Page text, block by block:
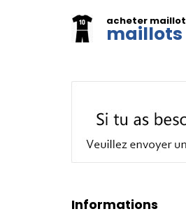
acheter
maillots
Informations